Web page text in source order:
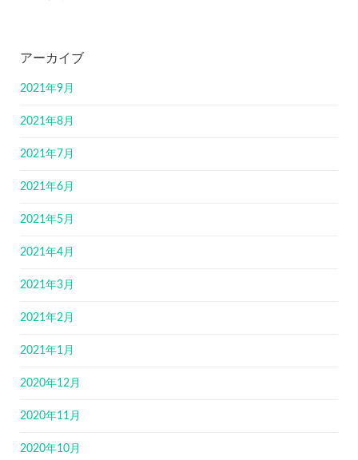
アーカイブ
2021年9月
2021年8月
2021年7月
2021年6月
2021年5月
2021年4月
2021年3月
2021年2月
2021年1月
2020年12月
2020年11月
2020年10月